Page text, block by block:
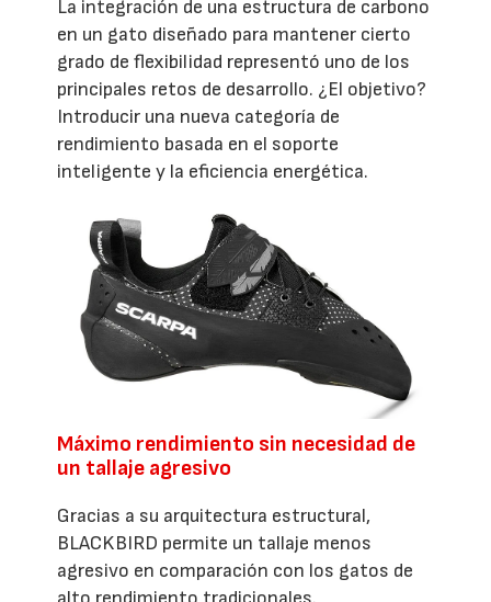
La integración de una estructura de carbono
en un gato diseñado para mantener cierto
grado de flexibilidad representó uno de los
principales retos de desarrollo. ¿El objetivo?
Introducir una nueva categoría de
rendimiento basada en el soporte
inteligente y la eficiencia energética.
Máximo rendimiento sin necesidad de
un tallaje agresivo
Gracias a su arquitectura estructural,
BLACKBIRD permite un tallaje menos
agresivo en comparación con los gatos de